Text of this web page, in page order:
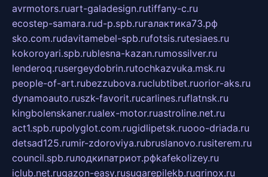
avrmotors.ruart-galadesign.rutiffany-c.ru
ecostep-samara.rud-p.spb.ruгалактика73.рф
sko.com.rudavitamebel-spb.rufotsis.rutesiaes.ru
kokoroyari.spb.rublesna-kazan.rumossilver.ru
lenderoq.rusergeydobrin.rutochkazvuka.msk.ru
people-of-art.rubezzubova.ruclubtibet.ruorior-aks.ru
dynamoauto.ruszk-favorit.rucarlines.ruflatnsk.ru
kingbolenskaner.rualex-motor.ruastroline.net.ru
act1.spb.rupolyglot.com.rugidlipetsk.ruooo-driada.ru
detsad125.rumir-zdoroviya.rubruslanovo.rusiterem.ru
council.spb.ruлодкипатриот.рфkafekolizey.ru
iclub.net.rugazon-easy.rusugarepilekb.rugrinox.ru